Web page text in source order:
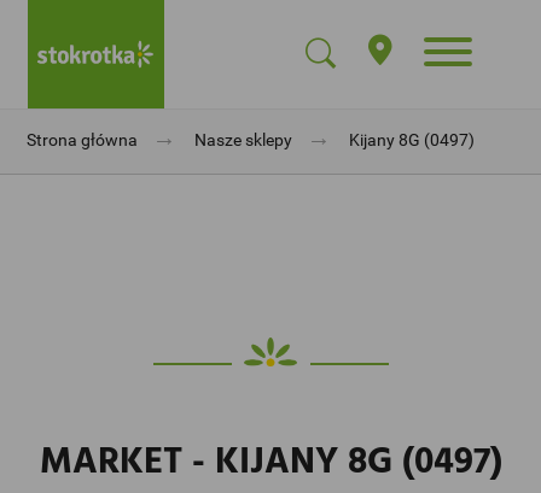
Strona główna → Nasze sklepy → Kijany 8G (0497)
MARKET - KIJANY 8G (0497)